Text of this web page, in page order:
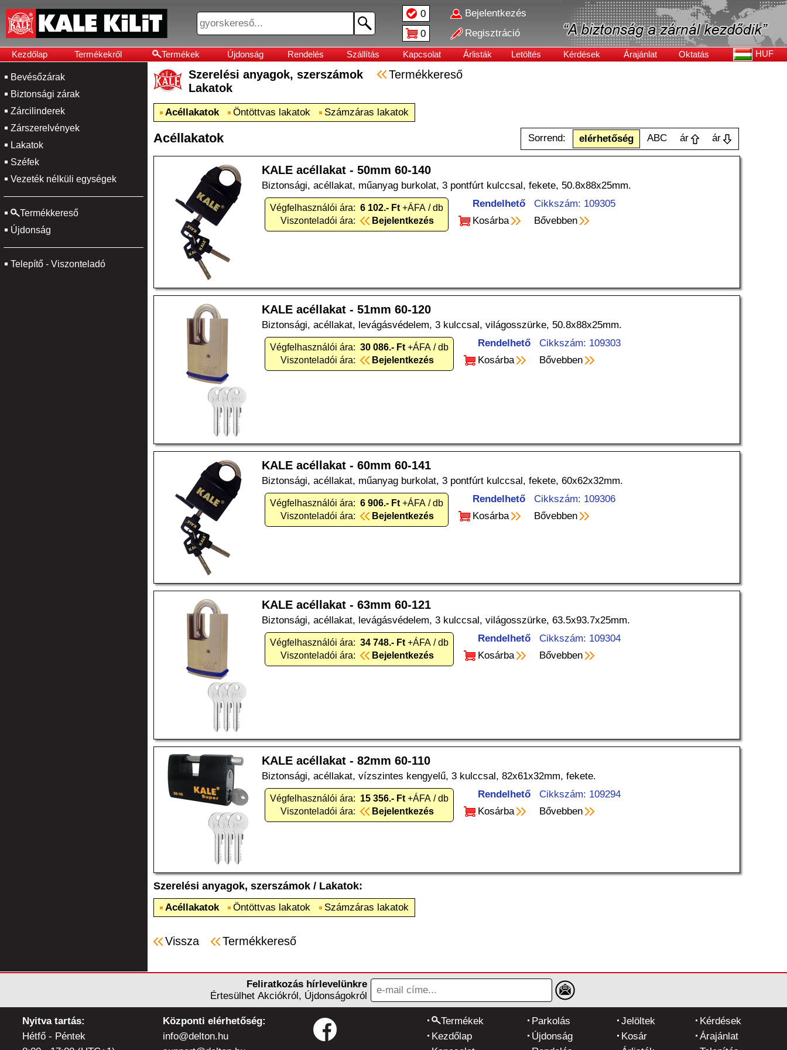
0
0
Bejelentkezés
Regisztráció
Kezdőlap Termékekről Termékek Újdonság Rendelés Szállítás Kapcsolat Árlisták Letöltés Kérdések Árajánlat Oktatás HUF
Bevésőzárak
Biztonsági zárak
Zárcilinderek
Zárszerelvények
Lakatok
Széfek
Vezeték nélküli egységek
Termékkereső
Újdonság
Telepítő - Viszonteladó
Szerelési anyagok, szerszámok
Termékkereső
Lakatok
Acéllakatok Öntöttvas lakatok Számzáras lakatok
Acéllakatok Sorrend: elérhetőség ABC ár ár
KALE acéllakat - 50mm 60-140
Biztonsági, acéllakat, műanyag burkolat, 3 pontfúrt kulccsal, fekete, 50.8x88x25mm.
Végfelhasználói ára: 6 102.- Ft +ÁFA / db
Viszonteladói ára:
Bejelentkezés
Rendelhető
Cikkszám: 109305
Kosárba
Bővebben
KALE acéllakat - 51mm 60-120
Biztonsági, acéllakat, levágásvédelem, 3 kulccsal, világosszürke, 50.8x88x25mm.
Végfelhasználói ára: 30 086.- Ft +ÁFA / db
Viszonteladói ára:
Bejelentkezés
Rendelhető
Cikkszám: 109303
Kosárba
Bővebben
KALE acéllakat - 60mm 60-141
Biztonsági, acéllakat, műanyag burkolat, 3 pontfúrt kulccsal, fekete, 60x62x32mm.
Végfelhasználói ára: 6 906.- Ft +ÁFA / db
Viszonteladói ára:
Bejelentkezés
Rendelhető
Cikkszám: 109306
Kosárba
Bővebben
KALE acéllakat - 63mm 60-121
Biztonsági, acéllakat, levágásvédelem, 3 kulccsal, világosszürke, 63.5x93.7x25mm.
Végfelhasználói ára: 34 748.- Ft +ÁFA / db
Viszonteladói ára:
Bejelentkezés
Rendelhető
Cikkszám: 109304
Kosárba
Bővebben
KALE acéllakat - 82mm 60-110
Biztonsági, acéllakat, vízszintes kengyelű, 3 kulccsal, 82x61x32mm, fekete.
Végfelhasználói ára: 15 356.- Ft +ÁFA / db
Viszonteladói ára:
Bejelentkezés
Rendelhető
Cikkszám: 109294
Kosárba
Bővebben
Szerelési anyagok, szerszámok / Lakatok:
Acéllakatok Öntöttvas lakatok Számzáras lakatok
Vissza Termékkereső
Feliratkozás hírlevelünkre
Értesülhet Akciókról, Újdonságokról
Nyitva tartás:
Hétfő - Péntek
Központi elérhetőség:
info@delton.hu
Termékek
Kezdőlap
Parkolás
Újdonság
Jelöltek
Kosár
Kérdések
Árajánlat